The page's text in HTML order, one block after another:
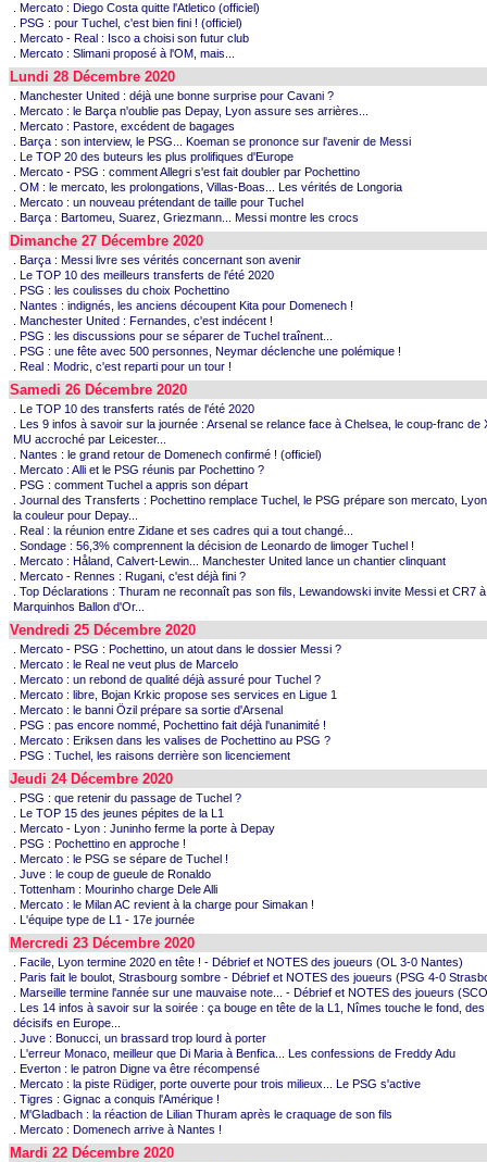
. Mercato : Diego Costa quitte l'Atletico (officiel)
. PSG : pour Tuchel, c'est bien fini ! (officiel)
. Mercato - Real : Isco a choisi son futur club
. Mercato : Slimani proposé à l'OM, mais...
Lundi 28 Décembre 2020
. Manchester United : déjà une bonne surprise pour Cavani ?
. Mercato : le Barça n'oublie pas Depay, Lyon assure ses arrières...
. Mercato : Pastore, excédent de bagages
. Barça : son interview, le PSG... Koeman se prononce sur l'avenir de Messi
. Le TOP 20 des buteurs les plus prolifiques d'Europe
. Mercato - PSG : comment Allegri s'est fait doubler par Pochettino
. OM : le mercato, les prolongations, Villas-Boas... Les vérités de Longoria
. Mercato : un nouveau prétendant de taille pour Tuchel
. Barça : Bartomeu, Suarez, Griezmann... Messi montre les crocs
Dimanche 27 Décembre 2020
. Barça : Messi livre ses vérités concernant son avenir
. Le TOP 10 des meilleurs transferts de l'été 2020
. PSG : les coulisses du choix Pochettino
. Nantes : indignés, les anciens découpent Kita pour Domenech !
. Manchester United : Fernandes, c'est indécent !
. PSG : les discussions pour se séparer de Tuchel traînent...
. PSG : une fête avec 500 personnes, Neymar déclenche une polémique !
. Real : Modric, c'est reparti pour un tour !
Samedi 26 Décembre 2020
. Le TOP 10 des transferts ratés de l'été 2020
. Les 9 infos à savoir sur la journée : Arsenal se relance face à Chelsea, le coup-franc de
MU accroché par Leicester...
. Nantes : le grand retour de Domenech confirmé ! (officiel)
. Mercato : Alli et le PSG réunis par Pochettino ?
. PSG : comment Tuchel a appris son départ
. Journal des Transferts : Pochettino remplace Tuchel, le PSG prépare son mercato,
la couleur pour Depay...
. Real : la réunion entre Zidane et ses cadres qui a tout changé...
. Sondage : 56,3% comprennent la décision de Leonardo de limoger Tuchel !
. Mercato : Håland, Calvert-Lewin... Manchester United lance un chantier clinquant
. Mercato - Rennes : Rugani, c'est déjà fini ?
. Top Déclarations : Thuram ne reconnaît pas son fils, Lewandowski invite Messi et CR7
Marquinhos Ballon d'Or...
Vendredi 25 Décembre 2020
. Mercato - PSG : Pochettino, un atout dans le dossier Messi ?
. Mercato : le Real ne veut plus de Marcelo
. Mercato : un rebond de qualité déjà assuré pour Tuchel ?
. Mercato : libre, Bojan Krkic propose ses services en Ligue 1
. Mercato : le banni Özil prépare sa sortie d'Arsenal
. PSG : pas encore nommé, Pochettino fait déjà l'unanimité !
. Mercato : Eriksen dans les valises de Pochettino au PSG ?
. PSG : Tuchel, les raisons derrière son licenciement
Jeudi 24 Décembre 2020
. PSG : que retenir du passage de Tuchel ?
. Le TOP 15 des jeunes pépites de la L1
. Mercato - Lyon : Juninho ferme la porte à Depay
. PSG : Pochettino en approche !
. Mercato : le PSG se sépare de Tuchel !
. Juve : le coup de gueule de Ronaldo
. Tottenham : Mourinho charge Dele Alli
. Mercato : le Milan AC revient à la charge pour Simakan !
. L'équipe type de L1 - 17e journée
Mercredi 23 Décembre 2020
. Facile, Lyon termine 2020 en tête ! - Débrief et NOTES des joueurs (OL 3-0 Nantes)
. Paris fait le boulot, Strasbourg sombre - Débrief et NOTES des joueurs (PSG 4-0
. Marseille termine l'année sur une mauvaise note... - Débrief et NOTES des joueurs
. Les 14 infos à savoir sur la soirée : ça bouge en tête de la L1, Nîmes touche le fond,
décisifs en Europe...
. Juve : Bonucci, un brassard trop lourd à porter
. L'erreur Monaco, meilleur que Di Maria à Benfica... Les confessions de Freddy Adu
. Everton : le patron Digne va être récompensé
. Mercato : la piste Rüdiger, porte ouverte pour trois milieux... Le PSG s'active
. Tigres : Gignac a conquis l'Amérique !
. M'Gladbach : la réaction de Lilian Thuram après le craquage de son fils
. Mercato : Domenech arrive à Nantes !
Mardi 22 Décembre 2020